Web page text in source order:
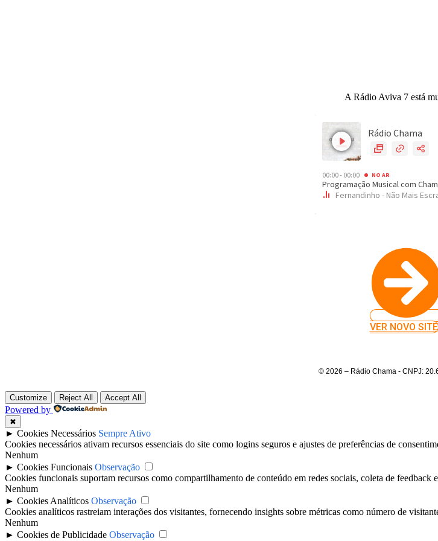
A Rádio Aviva 7 está
VER NOVO SITE
© 2026 – Rádio Chama - CNPJ:
Customize Reject All Accept All
Powered by
✖
► Cookies Necessários Sempre Ativo
Cookies necessários ativam recursos essenciais do site como logins seguros e ajustes de preferências de
Nenhum
► Cookies Funcionais Observação
Cookies funcionais suportam recursos como compartilhamento de conteúdo em redes sociais, coleta de feedback
Nenhum
► Cookies Analíticos Observação
Cookies analíticos rastreiam interações dos visitantes, fornecendo insights sobre métricas como número de
Nenhum
► Cookies de Publicidade Observação